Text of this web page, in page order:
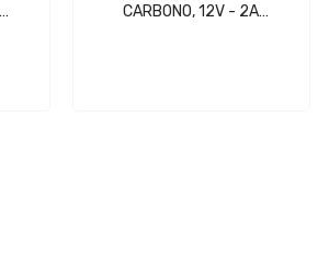
CARBONO, 12V - 2A